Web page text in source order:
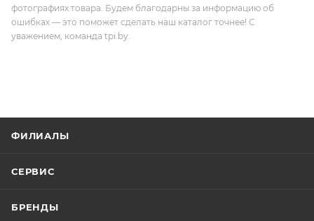
фотографиях товара. Будем благодарны за информацию об
ошибках — это поможет сделать наш каталог точнее! С
уважением, команда tpi.by.
ФИЛИАЛЫ
СЕРВИС
БРЕНДЫ